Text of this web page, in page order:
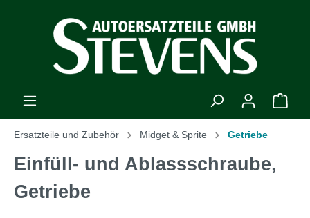
Ersatzteile und Zubehör Midget & Sprite Getriebe
Einfüll- und Ablassschraube,
Getriebe